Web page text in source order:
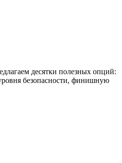
десятки полезных опций:
безопасности, финишную